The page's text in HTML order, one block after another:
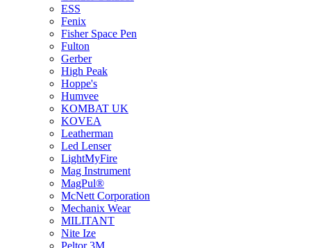
ESS
Fenix
Fisher Space Pen
Fulton
Gerber
High Peak
Hoppe's
Humvee
KOMBAT UK
KOVEA
Leatherman
Led Lenser
LightMyFire
Mag Instrument
MagPul®
McNett Corporation
Mechanix Wear
MILITANT
Nite Ize
Peltor 3M